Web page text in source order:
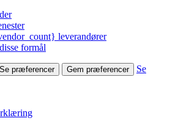
leverandører
formål
Se præferencer Gem præferencer
Se